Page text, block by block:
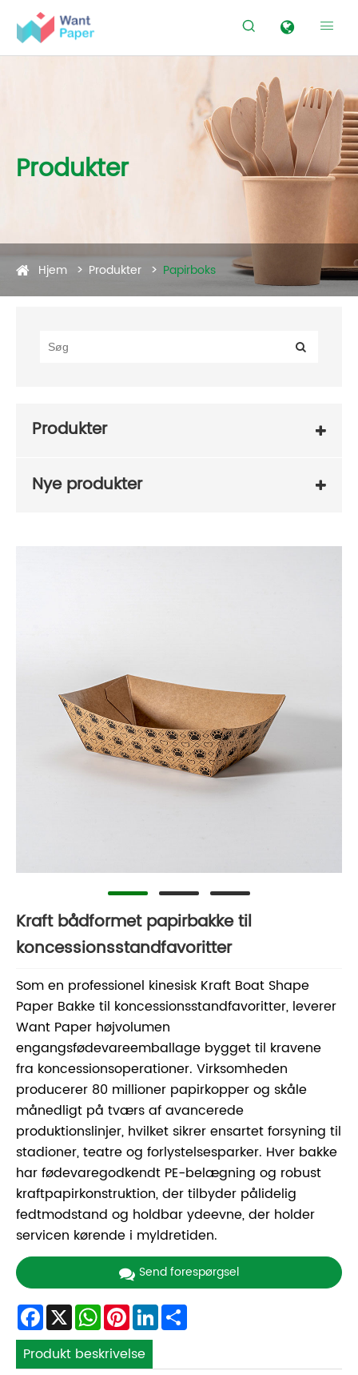
 
Produkter
Hjem Produkter Papirboks
Produkter
Nye produkter
Kraft bådformet papirbakke til
koncessionsstandfavoritter
Som en professionel kinesisk Kraft Boat Shape
Paper Bakke til koncessionsstandfavoritter, leverer
Want Paper højvolumen
engangsfødevareemballage bygget til kravene
fra koncessionsoperationer. Virksomheden
producerer 80 millioner papirkopper og skåle
månedligt på tværs af avancerede
produktionslinjer, hvilket sikrer ensartet forsyning til
stadioner, teatre og forlystelsesparker. Hver bakke
har fødevaregodkendt PE-belægning og robust
kraftpapirkonstruktion, der tilbyder pålidelig
fedtmodstand og holdbar ydeevne, der holder
servicen kørende i myldretiden.
Send forespørgsel
Facebook
X WhatsApp
Pinterest
LinkedIn
Produkt beskrivelse